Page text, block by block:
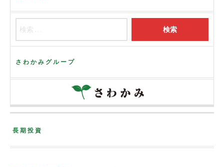
さわかみグループ
長期投資